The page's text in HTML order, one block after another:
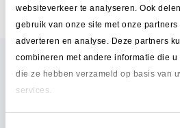
websiteverkeer te analyseren. Ook
gebruik van onze site met onze partners
adverteren en analyse. Deze partners
combineren met andere informatie die
die ze hebben verzameld op basis van
services.
Waarom